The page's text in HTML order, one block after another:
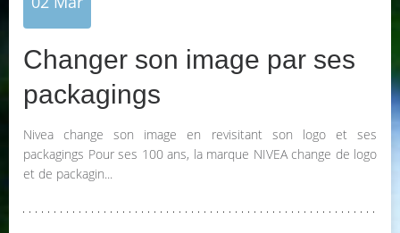
Changer son image par ses
packagings
Nivea change son image en revisitant son logo et ses
packagings Pour ses 100 ans, la marque NIVEA change de logo
et de packagin...